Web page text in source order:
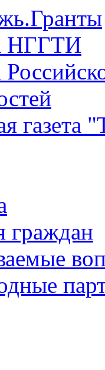
НГГТИ
газета
граждан